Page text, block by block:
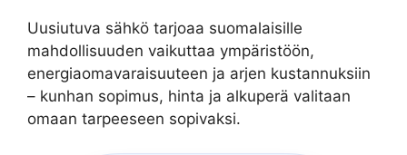
Uusiutuva sähkö tarjoaa suomalaisille
mahdollisuuden vaikuttaa ympäristöön,
energiaomavaraisuuteen ja arjen kustannuksiin
– kunhan sopimus, hinta ja alkuperä valitaan
omaan tarpeeseen sopivaksi.